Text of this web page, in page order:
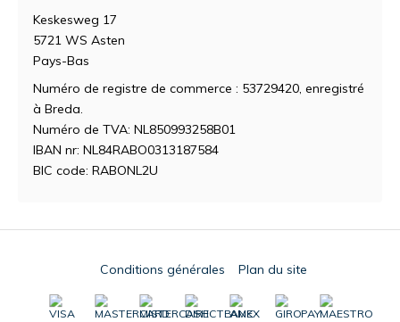
Keskesweg 17
5721 WS Asten
Pays-Bas
Numéro de registre de commerce : 53729420, enregistré
à Breda.
Numéro de TVA: NL850993258B01
IBAN nr: NL84RABO0313187584
BIC code: RABONL2U
Conditions générales Plan du site